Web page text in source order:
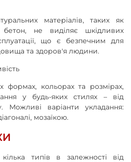
матеріалів, таких як
бетон, не виділяє шкідливих
що є безпечним для
та здоров'я людини.
формах, кольорах та розмірах,
у будь-яких стилях – від
Можливі варіанти укладання:
мозаїкою.
типів в залежності від